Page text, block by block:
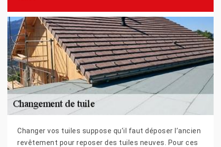
Changer vos tuiles suppose qu’il faut déposer l’ancien
revêtement pour reposer des tuiles neuves. Pour ces